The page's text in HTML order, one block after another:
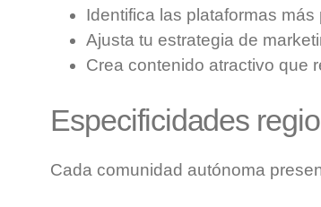
Identifica las plataformas
Ajusta tu estrategia de
Crea contenido atractivo que
Especificidades
Cada comunidad autónoma